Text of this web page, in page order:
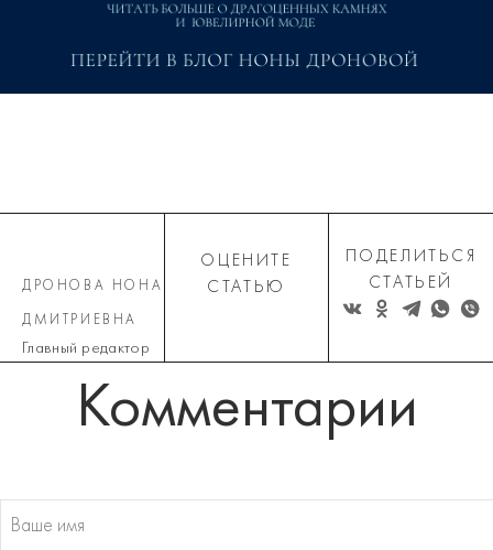
ДРОНОВА НОНА
ДМИТРИЕВНА
Главный редактор
ОЦЕНИТЕ
СТАТЬЮ
ПОДЕЛИТЬСЯ
СТАТЬЕЙ
Комментарии